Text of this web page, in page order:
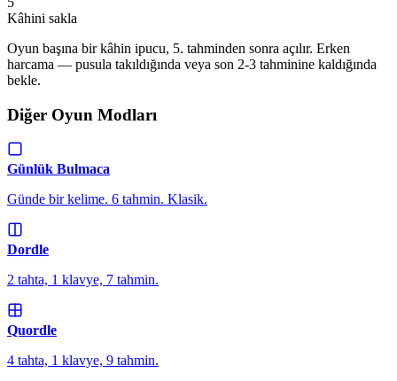
Kâhini sakla
Oyun başına bir kâhin ipucu, 5. tahminden sonra açılır. Erken
harcama — pusula takıldığında veya son 2-3 tahminine kaldığında
bekle.
Diğer Oyun Modları
Günlük Bulmaca
Günde bir kelime. 6 tahmin. Klasik.
Dordle
2 tahta, 1 klavye, 7 tahmin.
Quordle
4 tahta, 1 klavye, 9 tahmin.